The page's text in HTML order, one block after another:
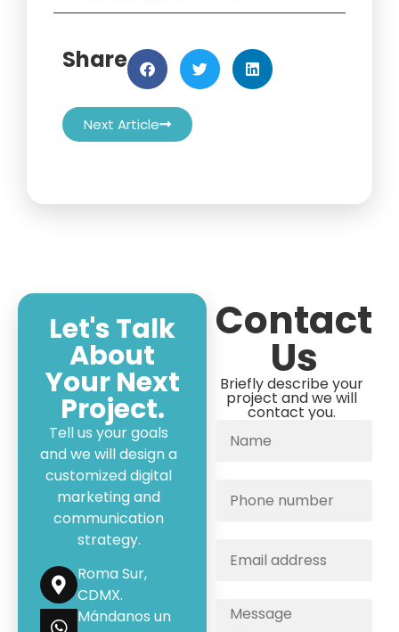
Share
Next Article
Let's Talk
About
Your Next
Project.
Tell us your goals
and we will design a
customized digital
marketing and
communication
strategy.
Roma Sur,
CDMX.
Mándanos un
Contact
Us
Briefly describe your
project and we will
contact you.